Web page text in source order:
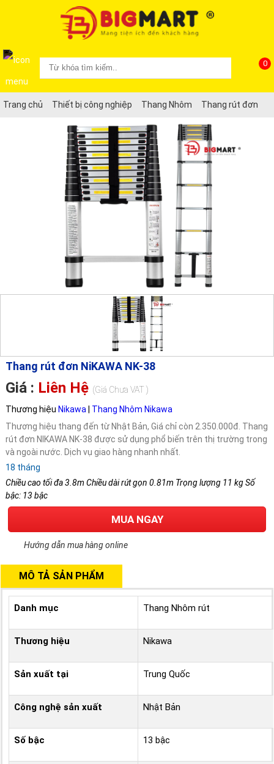
0
Trang chủ Thiết bị công nghiệp Thang Nhôm Thang rút đơn
Thang rút đơn NiKAWA NK-38
Giá : Liên Hệ (Giá Chưa VAT )
Thương hiệu Nikawa| Thang Nhôm Nikawa
Thương hiệu thang đến từ Nhật Bản, Giá chỉ còn 2.350.000đ. Thang
rút đơn NIKAWA NK-38 được sử dụng phổ biến trên thị trường trong
và ngoài nước. Dịch vụ giao hàng nhanh nhất.
18 tháng
Chiều cao tối đa 3.8m Chiều dài rút gọn 0.81m Trọng lượng 11 kg Số
bậc: 13 bậc
MUA NGAY
Hướng dẫn mua hàng online
MÔ TẢ SẢN PHẨM
Danh mục Thang Nhôm rút
Thương hiệu Nikawa
Sản xuất tại Trung Quốc
Công nghệ sản xuất Nhật Bản
Số bậc 13 bậc